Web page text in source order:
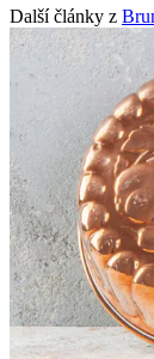
Další články z